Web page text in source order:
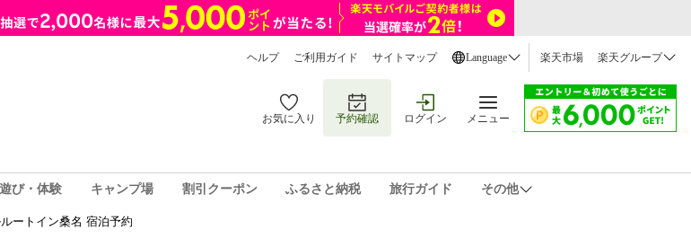
ヘルプ ご利用ガイド サイトマップ Language 楽天市場 楽天グループ
お気に入り 予約確認 ログイン メニュー
遊び・体験 キャンプ場 割引クーポン ふるさと納税 旅行ガイド その他
ートイン桑名 宿泊予約